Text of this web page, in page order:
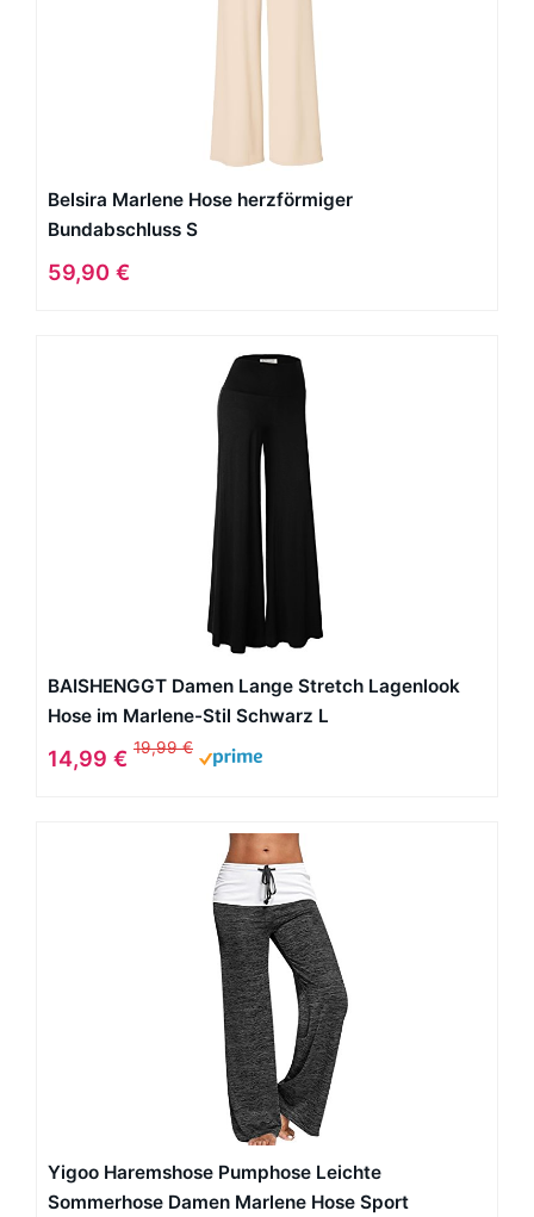
Belsira Marlene Hose herzförmiger
Bundabschluss S
59,90 €
BAISHENGGT Damen Lange Stretch Lagenlook
Hose im Marlene-Stil Schwarz L
14,99 € 19,99 €
Yigoo Haremshose Pumphose Leichte
Sommerhose Damen Marlene Hose Sport